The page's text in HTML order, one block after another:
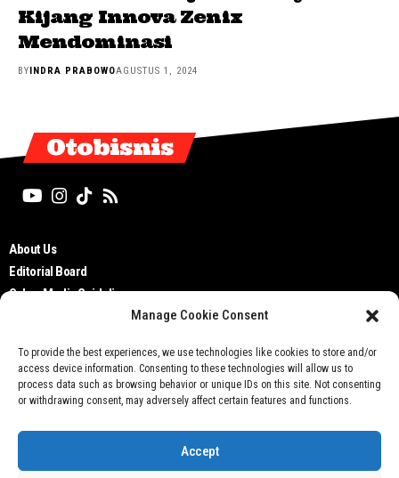
Manage Cookie Consent
To provide the best experiences, we use technologies like cookies to store and/or
access device information. Consenting to these technologies will allow us to
process data such as browsing behavior or unique IDs on this site. Not consenting
or withdrawing consent, may adversely affect certain features and functions.
Accept
Kijang Innova Zenix
Mendominasi
BYINDRA PRABOWOAGUSTUS 1, 2024
Otobisnis
About Us
Editorial Board
Cyber Media Guidelines
Privacy Policy
Contact Us